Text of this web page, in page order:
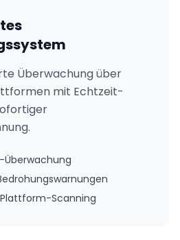
Überwachung über
mit Echtzeit-
Überwachung
Scanning